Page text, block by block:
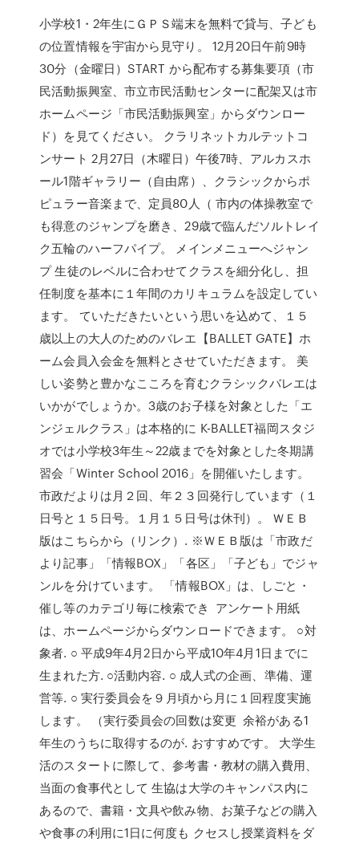
小学校1・2年生にＧＰＳ端末を無料で貸与、子ども
の位置情報を宇宙から見守り。 12月20日午前9時
30分（金曜日）START から配布する募集要項（市
民活動振興室、市立市民活動センターに配架又は市
ホームページ「市民活動振興室」からダウンロー
ド）を見てください。 クラリネットカルテットコ
ンサート 2月27日（木曜日）午後7時、アルカスホ
ール1階ギャラリー（自由席）、クラシックからポ
ピュラー音楽まで、定員80人（ 市内の体操教室で
も得意のジャンプを磨き、29歳で臨んだソルトレイ
ク五輪のハーフパイプ。 メインメニューへジャン
プ 生徒のレベルに合わせてクラスを細分化し、担
任制度を基本に１年間のカリキュラムを設定してい
ます。 ていただきたいという思いを込めて、１５
歳以上の大人のためのバレエ【BALLET GATE】ホ
ーム会員入会金を無料とさせていただきます。 美
しい姿勢と豊かなこころを育むクラシックバレエは
いかがでしょうか。3歳のお子様を対象とした「エ
ンジェルクラス」は本格的に K-BALLET福岡スタジ
オでは小学校3年生～22歳までを対象とした冬期講
習会「Winter School 2016」を開催いたします。
市政だよりは月２回、年２３回発行しています（１
日号と１５日号。１月１５日号は休刊）。 ＷＥＢ
版はこちらから（リンク）. ※ＷＥＢ版は「市政だ
より記事」「情報BOX」「各区」「子ども」でジャ
ンルを分けています。 「情報BOX」は、しごと・
催し等のカテゴリ毎に検索でき アンケート用紙
は、ホームページからダウンロードできます。 ○対
象者. ○ 平成9年4月2日から平成10年4月1日までに
生まれた方. ○活動内容. ○ 成人式の企画、準備、運
営等. ○ 実行委員会を９月頃から月に１回程度実施
します。 （実行委員会の回数は変更 余裕がある1
年生のうちに取得するのが. おすすめです。 大学生
活のスタートに際して、参考書・教材の購入費用、
当面の食事代として 生協は大学のキャンパス内に
あるので、書籍・文具や飲み物、お菓子などの購入
や食事の利用に1日に何度も クセスし授業資料をダ